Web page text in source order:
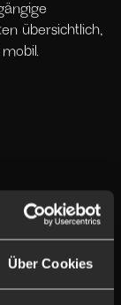
Über Cookies
übersichtlich,
Jahren